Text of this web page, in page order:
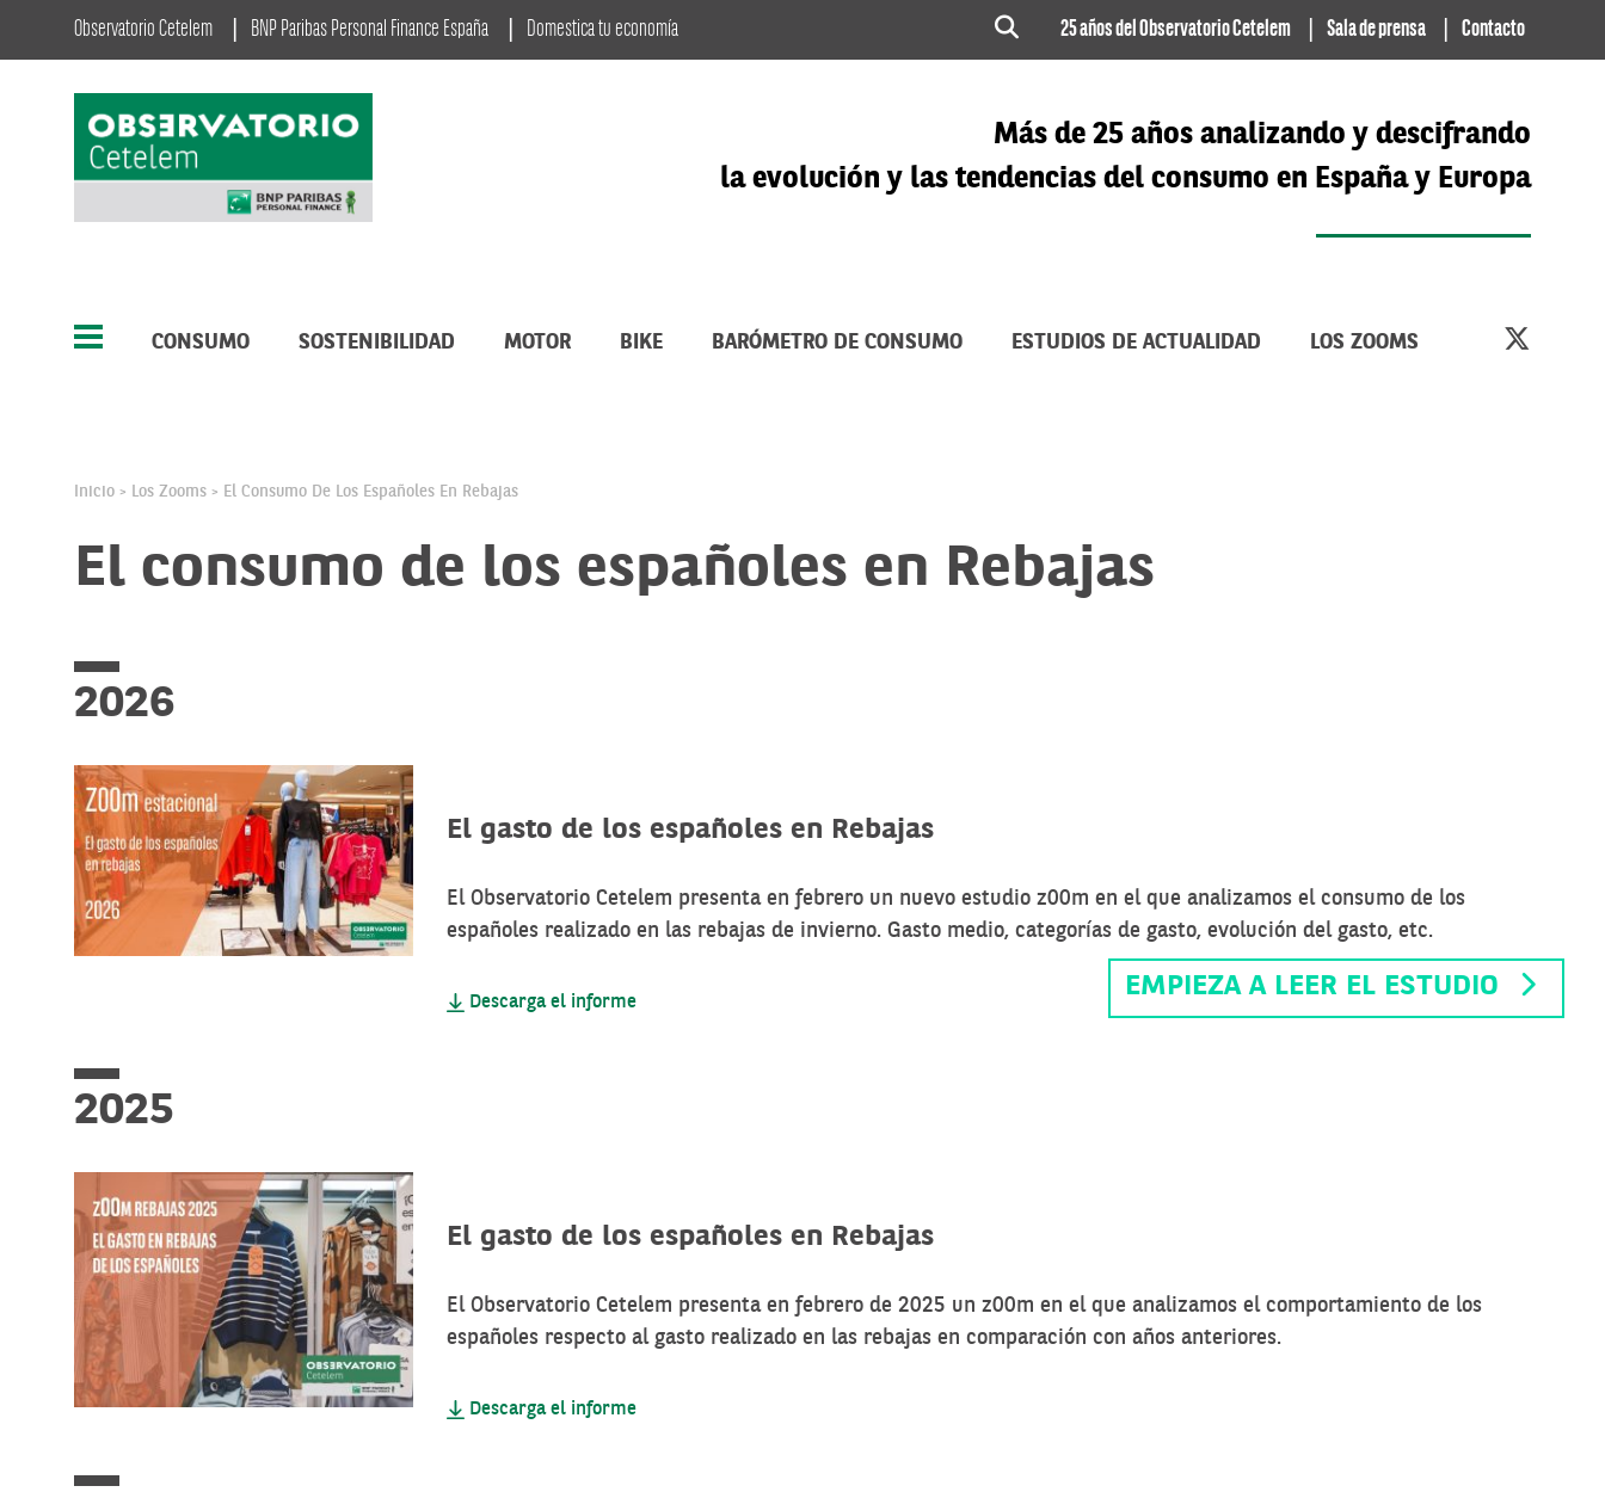
Observatorio Cetelem BNP Paribas Personal Finance España Domestica tu economía 25 años del Observatorio Cetelem Sala de prensa Contacto
Más de 25 años analizando y descifrando
la evolución y las tendencias del consumo en España y Europa
CONSUMO SOSTENIBILIDAD MOTOR BIKE BARÓMETRO DE CONSUMO ESTUDIOS DE ACTUALIDAD LOS ZOOMS
Inicio > Los Zooms > El Consumo De Los Españoles En Rebajas
El consumo de los españoles en Rebajas
2026
El gasto de los españoles en Rebajas
El Observatorio Cetelem presenta en febrero un nuevo estudio z00m en el que analizamos el consumo de los
españoles realizado en las rebajas de invierno. Gasto medio, categorías de gasto, evolución del gasto, etc.
Descarga el informe
EMPIEZA A LEER EL ESTUDIO
2025
El gasto de los españoles en Rebajas
El Observatorio Cetelem presenta en febrero de 2025 un z00m en el que analizamos el comportamiento de los
españoles respecto al gasto realizado en las rebajas en comparación con años anteriores.
Descarga el informe